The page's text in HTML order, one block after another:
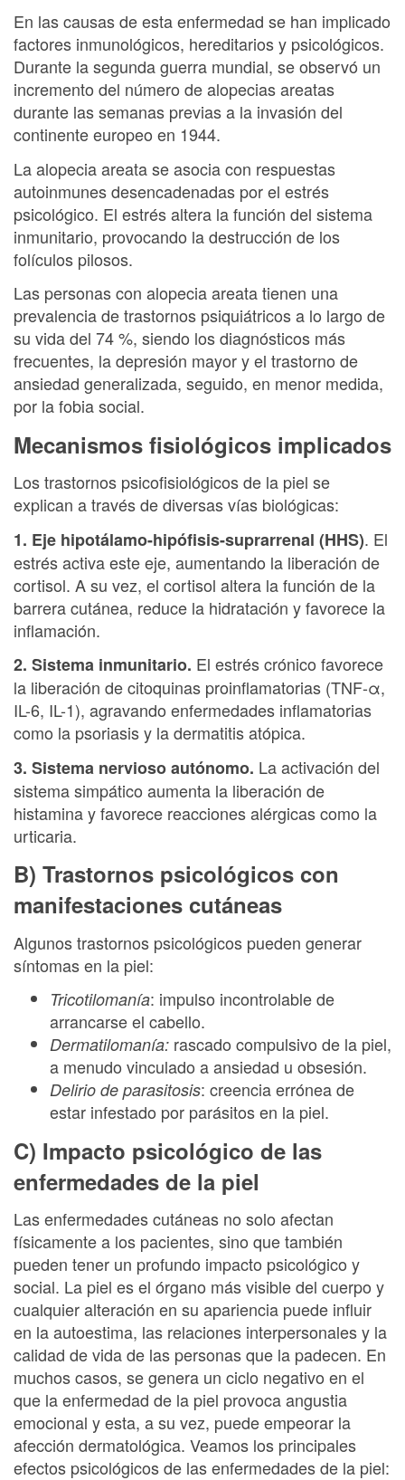
En las causas de esta enfermedad se han implicado
factores inmunológicos, hereditarios y psicológicos.
Durante la segunda guerra mundial, se observó un
incremento del número de alopecias areatas
durante las semanas previas a la invasión del
continente europeo en 1944.
La alopecia areata se asocia con respuestas
autoinmunes desencadenadas por el estrés
psicológico. El estrés altera la función del sistema
inmunitario, provocando la destrucción de los
folículos pilosos.
Las personas con alopecia areata tienen una
prevalencia de trastornos psiquiátricos a lo largo de
su vida del 74 %, siendo los diagnósticos más
frecuentes, la depresión mayor y el trastorno de
ansiedad generalizada, seguido, en menor medida,
por la fobia social.
Mecanismos fisiológicos implicados
Los trastornos psicofisiológicos de la piel se
explican a través de diversas vías biológicas:
1. Eje hipotálamo-hipófisis-suprarrenal (HHS). El
estrés activa este eje, aumentando la liberación de
cortisol. A su vez, el cortisol altera la función de la
barrera cutánea, reduce la hidratación y favorece la
inflamación.
2. Sistema inmunitario. El estrés crónico favorece
la liberación de citoquinas proinflamatorias (TNF-α,
IL-6, IL-1), agravando enfermedades inflamatorias
como la psoriasis y la dermatitis atópica.
3. Sistema nervioso autónomo. La activación del
sistema simpático aumenta la liberación de
histamina y favorece reacciones alérgicas como la
urticaria.
B) Trastornos psicológicos con
manifestaciones cutáneas
Algunos trastornos psicológicos pueden generar
síntomas en la piel:
Tricotilomanía: impulso incontrolable de
arrancarse el cabello.
Dermatilomanía: rascado compulsivo de la piel,
a menudo vinculado a ansiedad u obsesión.
Delirio de parasitosis: creencia errónea de
estar infestado por parásitos en la piel.
C) Impacto psicológico de las
enfermedades de la piel
Las enfermedades cutáneas no solo afectan
físicamente a los pacientes, sino que también
pueden tener un profundo impacto psicológico y
social. La piel es el órgano más visible del cuerpo y
cualquier alteración en su apariencia puede influir
en la autoestima, las relaciones interpersonales y la
calidad de vida de las personas que la padecen. En
muchos casos, se genera un ciclo negativo en el
que la enfermedad de la piel provoca angustia
emocional y esta, a su vez, puede empeorar la
afección dermatológica. Veamos los principales
efectos psicológicos de las enfermedades de la piel: